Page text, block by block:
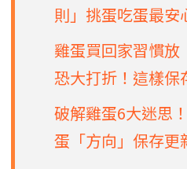
則」挑蛋吃蛋最安
雞蛋買回家習慣放
恐大打折！這樣保
破解雞蛋6大迷思
蛋「方向」保存更